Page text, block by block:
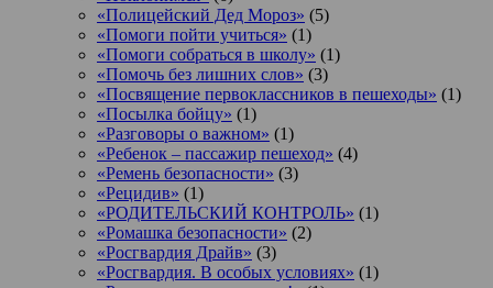
«Полицейский Дед Мороз» (5)
«Помоги пойти учиться» (1)
«Помоги собраться в школу» (1)
«Помочь без лишних слов» (3)
«Посвящение первоклассников в пешеходы» (1)
«Посылка бойцу» (1)
«Разговоры о важном» (1)
«Ребенок – пассажир пешеход» (4)
«Ремень безопасности» (3)
«Рецидив» (1)
«РОДИТЕЛЬСКИЙ КОНТРОЛЬ» (1)
«Ромашка безопасности» (2)
«Росгвардия Драйв» (3)
«Росгвардия. В особых условиях» (1)